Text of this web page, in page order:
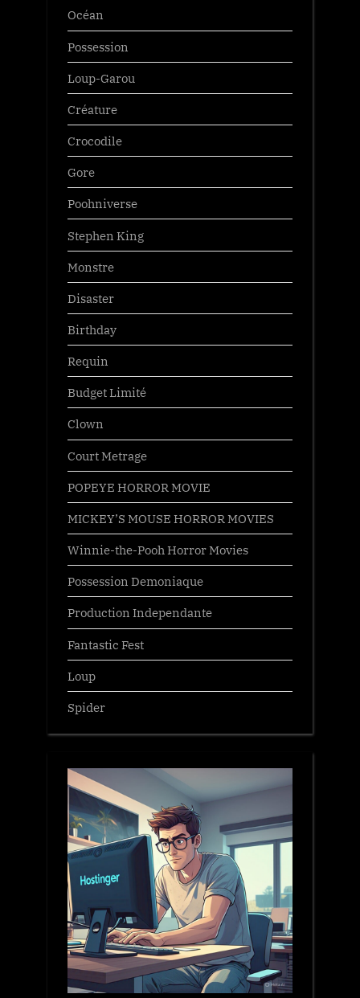
Océan
Possession
Loup-Garou
Créature
Crocodile
Gore
Poohniverse
Stephen King
Monstre
Disaster
Birthday
Requin
Budget Limité
Clown
Court Metrage
POPEYE HORROR MOVIE
MICKEY’S MOUSE HORROR MOVIES
Winnie-the-Pooh Horror Movies
Possession Demoniaque
Production Independante
Fantastic Fest
Loup
Spider